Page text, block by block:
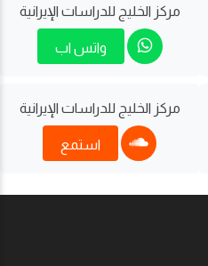
مركز الخليج للدراسات اﻹيرانية
واتس اب
مركز الخليج للدراسات اﻹيرانية
استمع